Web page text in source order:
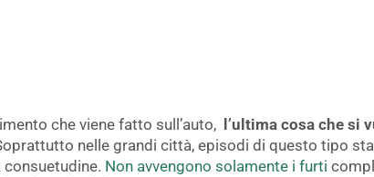
che viene fatto sull’auto,
l’ultima cosa che si
nelle grandi città, episodi di questo tipo
Non avvengono solamente i furti